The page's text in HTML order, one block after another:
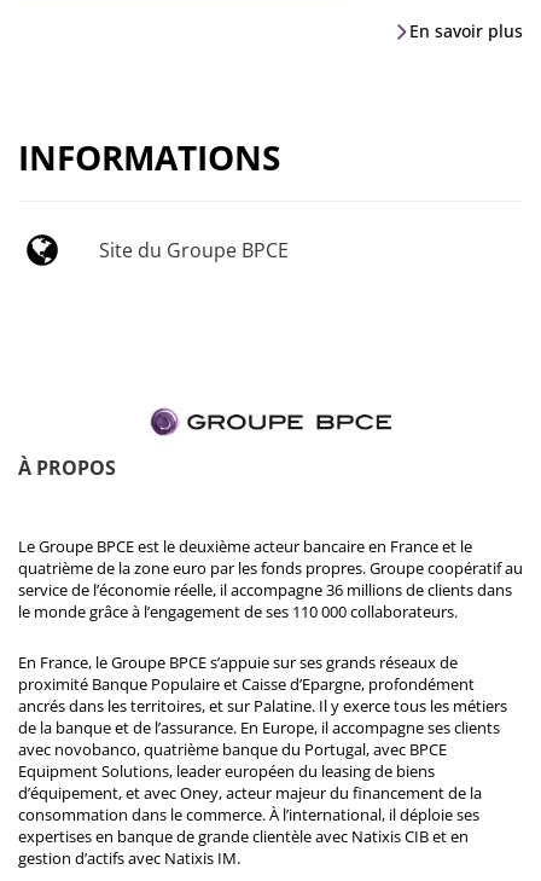
En savoir plus
INFORMATIONS
Site du Groupe BPCE
À PROPOS
Le Groupe BPCE est le deuxième acteur bancaire en France et le
quatrième de la zone euro par les fonds propres. Groupe coopératif au
service de l’économie réelle, il accompagne 36 millions de clients dans
le monde grâce à l’engagement de ses 110 000 collaborateurs.
En France, le Groupe BPCE s’appuie sur ses grands réseaux de
proximité Banque Populaire et Caisse d’Epargne, profondément
ancrés dans les territoires, et sur Palatine. Il y exerce tous les métiers
de la banque et de l’assurance. En Europe, il accompagne ses clients
avec novobanco, quatrième banque du Portugal, avec BPCE
Equipment Solutions, leader européen du leasing de biens
d’équipement, et avec Oney, acteur majeur du financement de la
consommation dans le commerce. À l’international, il déploie ses
expertises en banque de grande clientèle avec Natixis CIB et en
gestion d’actifs avec Natixis IM.